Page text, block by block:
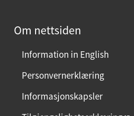
V
Om nettsiden
Information in English
Personvernerklæring
Informasjonskapsler